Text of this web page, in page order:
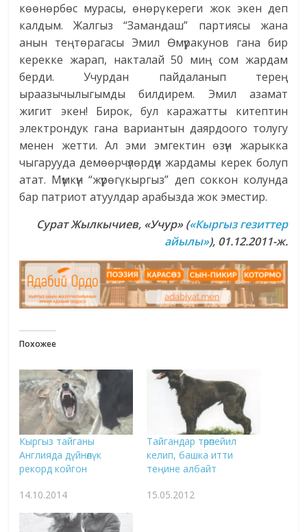
көөнөрбөс мурасы, өнөрү кереги жок экен деп
калдым. Жалгыз “Замандаш” партиясы жана
анын теңтөрагасы Эмил Өмүракунов гана бир
керекке жарап, накталай 50 миң сом жардам
берди. Учурдан пайдаланып терең
ыраазычылыгымды билдирем. Эмил азамат
жигит экен! Бирок, бул каражатты китептин
электрондук гана вариантын даярдоого толугу
менен жетти. Ал эми эмгектин өзүн жарыкка
чыгарууда демөөрчүлөрдүн жардамы керек болуп
атат. Мүмкүн “жүрөгү кыргыз” деп соккон колунда
бар патриот атуулдар арабызда жок эместир.
Сурат Жылкычиев, «Учур» («Кыргыз гезиттер
айылы»), 01.12.2011-ж.
Похожее
Кыргыз тайганы
Англияда дүйнөлүк
рекорд койгон
14.10.2014
Тайгандар төрөпейил
келип, башка итти
теңине албайт
15.05.2012